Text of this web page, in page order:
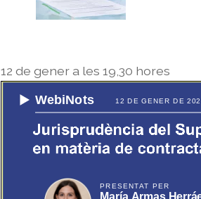
12 de gener a les 19,30 hores